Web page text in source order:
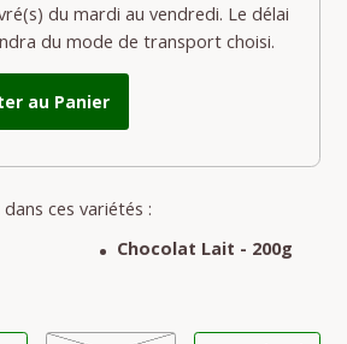
du mardi au vendredi. Le délai
du mode de transport choisi.
au Panier
ces variétés :
Chocolat Lait - 200g